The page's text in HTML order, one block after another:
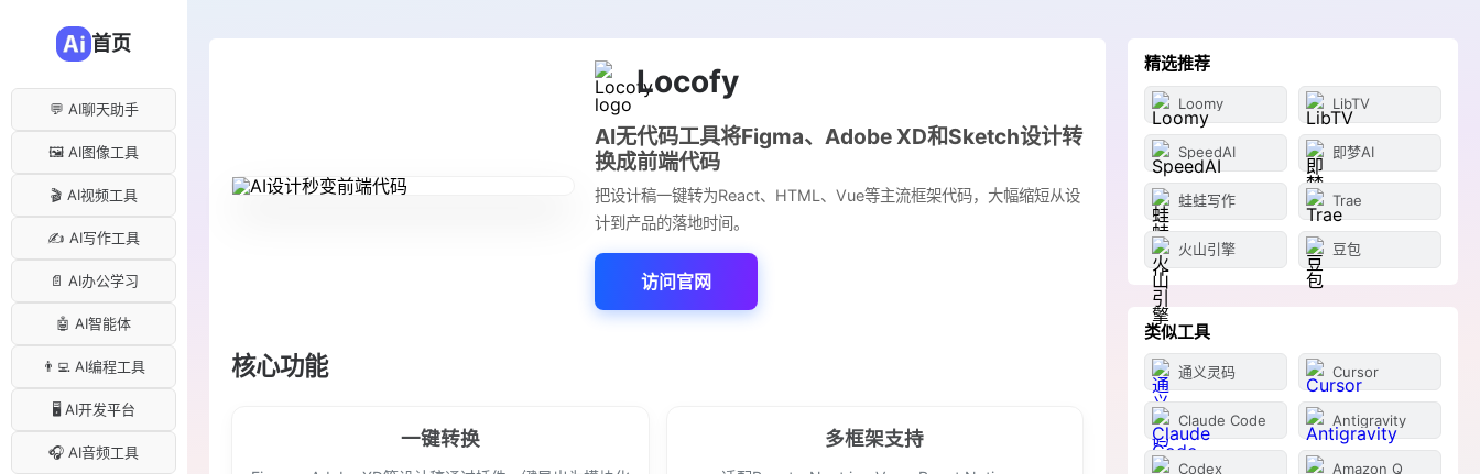
首页
💬 AI聊天助手
🖼️ AI图像工具
🎬 AI视频工具
✍️ AI写作工具
📄 AI办公学习
🤖 AI智能体
👨‍💻 AI编程工具
🖥️ AI开发平台
🎧 AI音频工具
Locofy
AI无代码工具将Figma、Adobe XD和Sketch设计转
换成前端代码
把设计稿一键转为React、HTML、Vue等主流框架代码，大幅缩短从设
计到产品的落地时间。
访问官网
核心功能
一键转换 多框架支持
精选推荐
Loomy LibTV
SpeedAI 即梦AI
蛙蛙写作 Trae
火山引擎 豆包
类似工具
通义灵码 Cursor
Claude Code Antigravity
Codex Amazon Q